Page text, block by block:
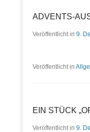
ADVENTS-
Veröffentlicht in 9.
Veröffentlicht in
EIN STÜCK
Veröffentlicht in 9.